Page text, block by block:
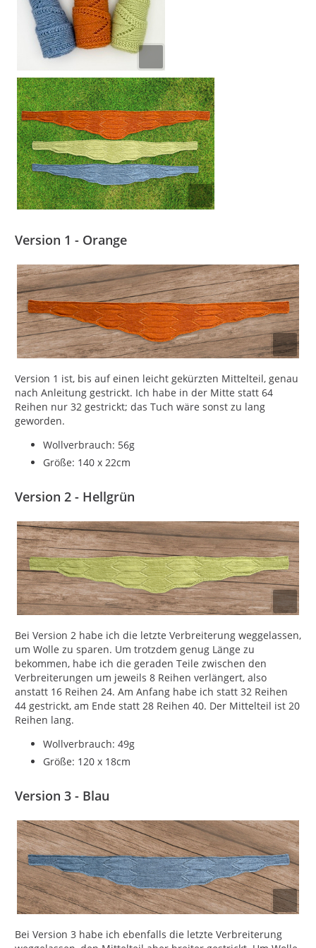
Version 1 - Orange
Version 1 ist, bis auf einen leicht gekürzten Mittelteil, genau
nach Anleitung gestrickt. Ich habe in der Mitte statt 64
Reihen nur 32 gestrickt; das Tuch wäre sonst zu lang
geworden.
Wollverbrauch: 56g
Größe: 140 x 22cm
Version 2 - Hellgrün
Bei Version 2 habe ich die letzte Verbreiterung weggelassen,
um Wolle zu sparen. Um trotzdem genug Länge zu
bekommen, habe ich die geraden Teile zwischen den
Verbreiterungen um jeweils 8 Reihen verlängert, also
anstatt 16 Reihen 24. Am Anfang habe ich statt 32 Reihen
44 gestrickt, am Ende statt 28 Reihen 40. Der Mittelteil ist 20
Reihen lang.
Wollverbrauch: 49g
Größe: 120 x 18cm
Version 3 - Blau
Bei Version 3 habe ich ebenfalls die letzte Verbreiterung